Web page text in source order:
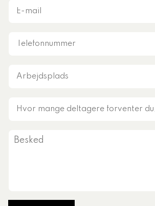
E-
Telefonnummer
Arbejdsplads
Hvor
forventer
sig
Besked